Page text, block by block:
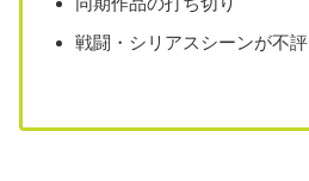
戦闘・シリアスシーンが不評